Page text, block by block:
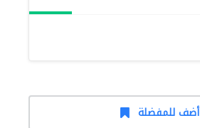
أضف للمفضلة